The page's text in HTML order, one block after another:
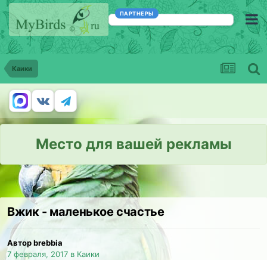
ПАРТНЕРЫ
Каики
Место для вашей рекламы
Вжик - маленькое счастье
Автор brebbia
7 февраля, 2017 в Каики